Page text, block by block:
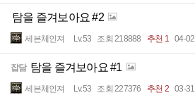
탐을 즐겨보아요 #2
세븐체인져 Lv.53 조회 218888 추천 1 04-02
잡담 탐을 즐겨보아요 #1
세븐체인져 Lv.53 조회 227376 추천 2 03-31